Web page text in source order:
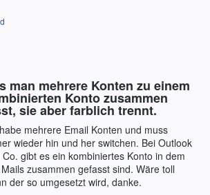
man mehrere Konten zu einem
Konto zusammen
sie aber farblich trennt.
mehrere Email Konten und muss
wieder hin und her switchen. Bei Outlook
Co. gibt es ein kombiniertes Konto in dem
zusammen gefasst sind. Wäre toll
der so umgesetzt wird, danke.